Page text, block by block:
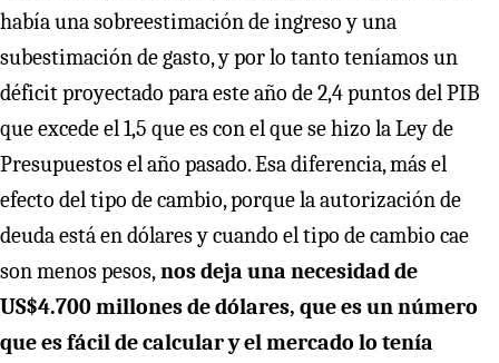
había una sobreestimación de ingreso y una
subestimación de gasto, y por lo tanto teníamos un
déficit proyectado para este año de 2,4 puntos del PIB
que excede el 1,5 que es con el que se hizo la Ley de
Presupuestos el año pasado. Esa diferencia, más el
efecto del tipo de cambio, porque la autorización de
deuda está en dólares y cuando el tipo de cambio cae
son menos pesos,nos deja una necesidad de
US$4.700 millones de dólares, que es un número
que es fácil de calcular y el mercado lo tenía